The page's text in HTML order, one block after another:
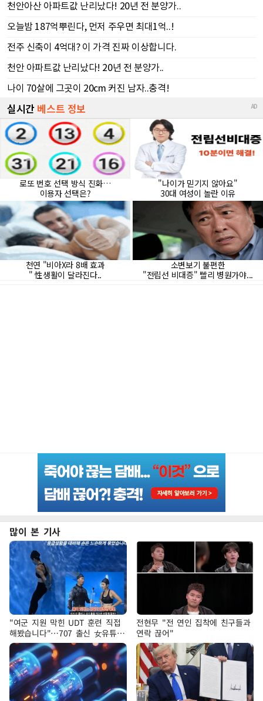
많이 본 기사
"여군 지원 막힌 UDT 훈련 직접
해봤습니다"…707 출신 女유튜버
'완벽 소화'
전현무 "전 연인 집착에 친구들과
연락 끊어"